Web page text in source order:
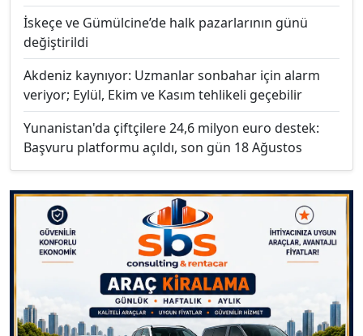
İskeçe ve Gümülcine’de halk pazarlarının günü
değiştirildi
Akdeniz kaynıyor: Uzmanlar sonbahar için alarm
veriyor; Eylül, Ekim ve Kasım tehlikeli geçebilir
Yunanistan'da çiftçilere 24,6 milyon euro destek:
Başvuru platformu açıldı, son gün 18 Ağustos